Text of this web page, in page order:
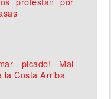
picado! Mal
la Costa Arriba